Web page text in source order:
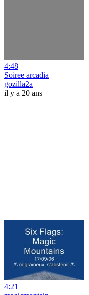
4:48
Soiree arcadia
gozilla2a
il y a 20 ans
4:21